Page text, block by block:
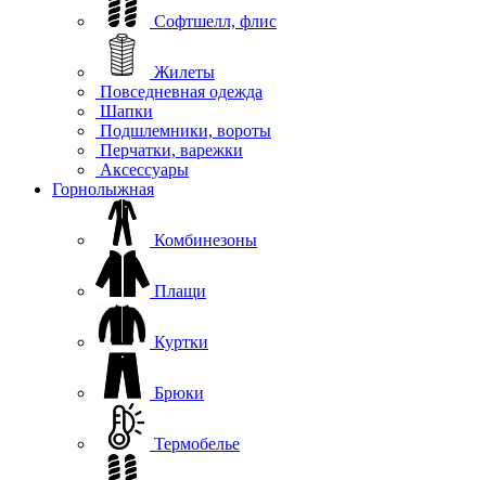
Софтшелл, флис
Жилеты
Повседневная одежда
Шапки
Подшлемники, вороты
Перчатки, варежки
Аксессуары
Горнолыжная
Комбинезоны
Плащи
Куртки
Брюки
Термобелье